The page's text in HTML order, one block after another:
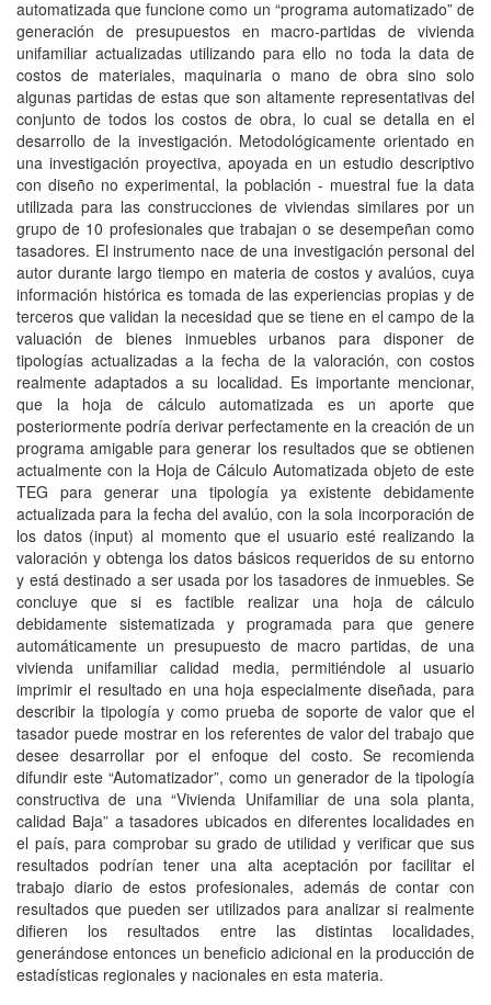
automatizada que funcione como un “programa automatizado” de
generación de presupuestos en macro-partidas de vivienda
unifamiliar actualizadas utilizando para ello no toda la data de
costos de materiales, maquinaria o mano de obra sino solo
algunas partidas de estas que son altamente representativas del
conjunto de todos los costos de obra, lo cual se detalla en el
desarrollo de la investigación. Metodológicamente orientado en
una investigación proyectiva, apoyada en un estudio descriptivo
con diseño no experimental, la población - muestral fue la data
utilizada para las construcciones de viviendas similares por un
grupo de 10 profesionales que trabajan o se desempeñan como
tasadores. El instrumento nace de una investigación personal del
autor durante largo tiempo en materia de costos y avalúos, cuya
información histórica es tomada de las experiencias propias y de
terceros que validan la necesidad que se tiene en el campo de la
valuación de bienes inmuebles urbanos para disponer de
tipologías actualizadas a la fecha de la valoración, con costos
realmente adaptados a su localidad. Es importante mencionar,
que la hoja de cálculo automatizada es un aporte que
posteriormente podría derivar perfectamente en la creación de un
programa amigable para generar los resultados que se obtienen
actualmente con la Hoja de Cálculo Automatizada objeto de este
TEG para generar una tipología ya existente debidamente
actualizada para la fecha del avalúo, con la sola incorporación de
los datos (input) al momento que el usuario esté realizando la
valoración y obtenga los datos básicos requeridos de su entorno
y está destinado a ser usada por los tasadores de inmuebles. Se
concluye que si es factible realizar una hoja de cálculo
debidamente sistematizada y programada para que genere
automáticamente un presupuesto de macro partidas, de una
vivienda unifamiliar calidad media, permitiéndole al usuario
imprimir el resultado en una hoja especialmente diseñada, para
describir la tipología y como prueba de soporte de valor que el
tasador puede mostrar en los referentes de valor del trabajo que
desee desarrollar por el enfoque del costo. Se recomienda
difundir este “Automatizador”, como un generador de la tipología
constructiva de una “Vivienda Unifamiliar de una sola planta,
calidad Baja” a tasadores ubicados en diferentes localidades en
el país, para comprobar su grado de utilidad y verificar que sus
resultados podrían tener una alta aceptación por facilitar el
trabajo diario de estos profesionales, además de contar con
resultados que pueden ser utilizados para analizar si realmente
difieren los resultados entre las distintas localidades,
generándose entonces un beneficio adicional en la producción de
estadísticas regionales y nacionales en esta materia.